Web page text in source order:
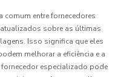
comum entre fornecedores
sobre as últimas
Isso significa que eles
melhorar a eficiência e a
especializado pode